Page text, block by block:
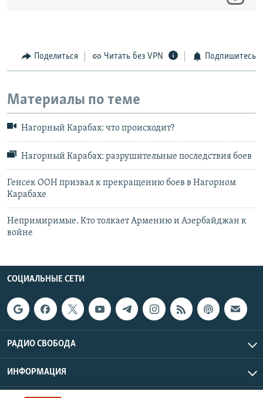
Поделиться Читать без VPN Подпишитесь
Материалы по теме
Нагорный Карабах: что происходит?
Нагорный Карабах: разрушительные последствия боев
Генсек ООН призвал к прекращению боев в Нагорном
Карабахе
Непримиримые. Кто толкает Армению и Азербайджан к
войне
СОЦИАЛЬНЫЕ СЕТИ
РАДИО СВОБОДА
ИНФОРМАЦИЯ